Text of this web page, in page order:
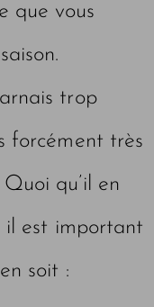
que vous
trop
forcément très
qu’il en
il est important
soit :